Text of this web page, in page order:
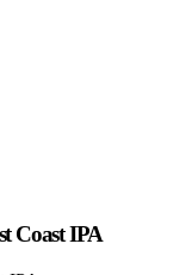
Coast IPA